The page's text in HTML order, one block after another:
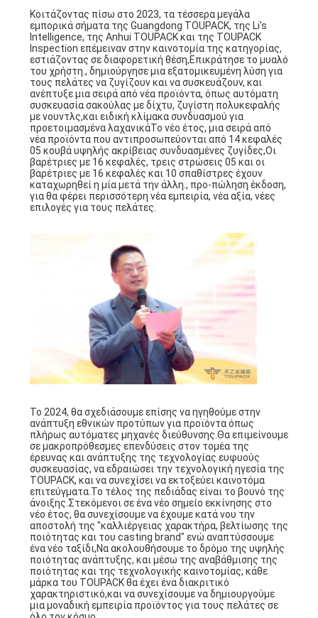
Κοιτάζοντας πίσω στο 2023, τα τέσσερα μεγάλα
εμπορικά σήματα της Guangdong TOUPACK, της Li's
Intelligence, της Anhui TOUPACK και της TOUPACK
Inspection επέμειναν στην καινοτομία της κατηγορίας,
εστιάζοντας σε διαφορετική θέση,Επικράτησε το μυαλό
του χρήστη., δημιούργησε μια εξατομικευμένη λύση για
τους πελάτες να ζυγίζουν και να συσκευάζουν, και
ανέπτυξε μια σειρά από νέα προϊόντα, όπως αυτόματη
συσκευασία σακούλας με δίχτυ, ζυγίστη πολυκεφαλής
με νουντλς,και ειδική κλίμακα συνδυασμού για
προετοιμασμένα λαχανικάΤο νέο έτος, μια σειρά από
νέα προϊόντα που αντιπροσωπεύονται από 14 κεφαλές
05 κουβά υψηλής ακρίβειας συνδυασμένες ζυγίδες,Οι
βαρέτριες με 16 κεφαλές, τρεις στρώσεις 05 και οι
βαρέτριες με 16 κεφαλές και 10 σπαθίστρες έχουν
καταχωρηθεί η μία μετά την άλλη., προ-πώληση έκδοση,
για θα φέρει περισσότερη νέα εμπειρία, νέα αξία, νέες
επιλογές για τους πελάτες.
Το 2024, θα σχεδιάσουμε επίσης να ηγηθούμε στην
ανάπτυξη εθνικών προτύπων για προϊόντα όπως
πλήρως αυτόματες μηχανές διεύθυνσης.Θα επιμείνουμε
σε μακροπρόθεσμες επενδύσεις στον τομέα της
έρευνας και ανάπτυξης της τεχνολογίας ευφυούς
συσκευασίας, να εδραιώσει την τεχνολογική ηγεσία της
TOUPACK, και να συνεχίσει να εκτοξεύει καινοτόμα
επιτεύγματα.Το τέλος της πεδιάδας είναι το βουνό της
άνοιξης.Στεκόμενοι σε ένα νέο σημείο εκκίνησης στο
νέο έτος, θα συνεχίσουμε να έχουμε κατά νου την
αποστολή της "καλλιέργειας χαρακτήρα, βελτίωσης της
ποιότητας και του casting brand" ενώ αναπτύσσουμε
ένα νέο ταξίδι,Να ακολουθήσουμε το δρόμο της υψηλής
ποιότητας ανάπτυξης, και μέσω της αναβάθμισης της
ποιότητας και της τεχνολογικής καινοτομίας, κάθε
μάρκα του TOUPACK θα έχει ένα διακριτικό
χαρακτηριστικό,και να συνεχίσουμε να δημιουργούμε
μια μοναδική εμπειρία προϊόντος για τους πελάτες σε